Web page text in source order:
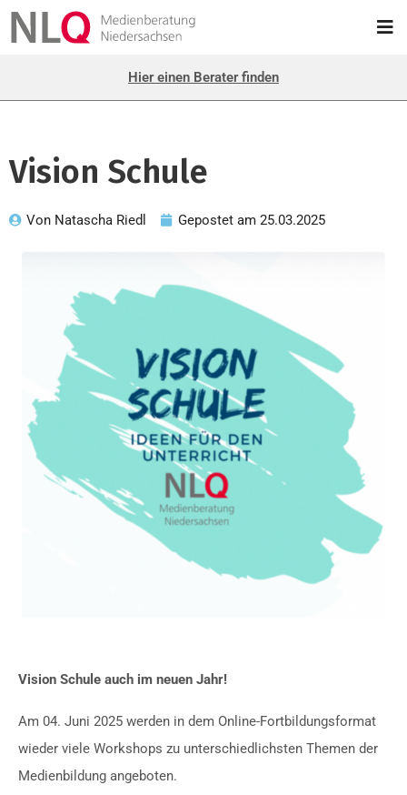
Hier einen Berater finden
Vision Schule
Von Natascha Riedl Gepostet am 25.03.2025
Vision Schule auch im neuen Jahr!
Am 04. Juni 2025 werden in dem Online-Fortbildungsformat
wieder viele Workshops zu unterschiedlichsten Themen der
Medienbildung angeboten.